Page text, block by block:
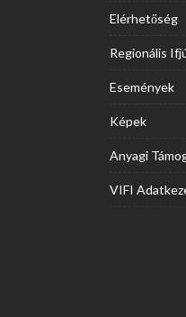
Elérhetőség
Regionális
Események
Képek
Anyagi
VIFI